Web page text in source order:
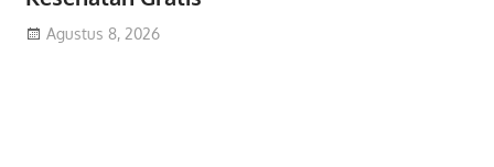
Agustus 8, 2026